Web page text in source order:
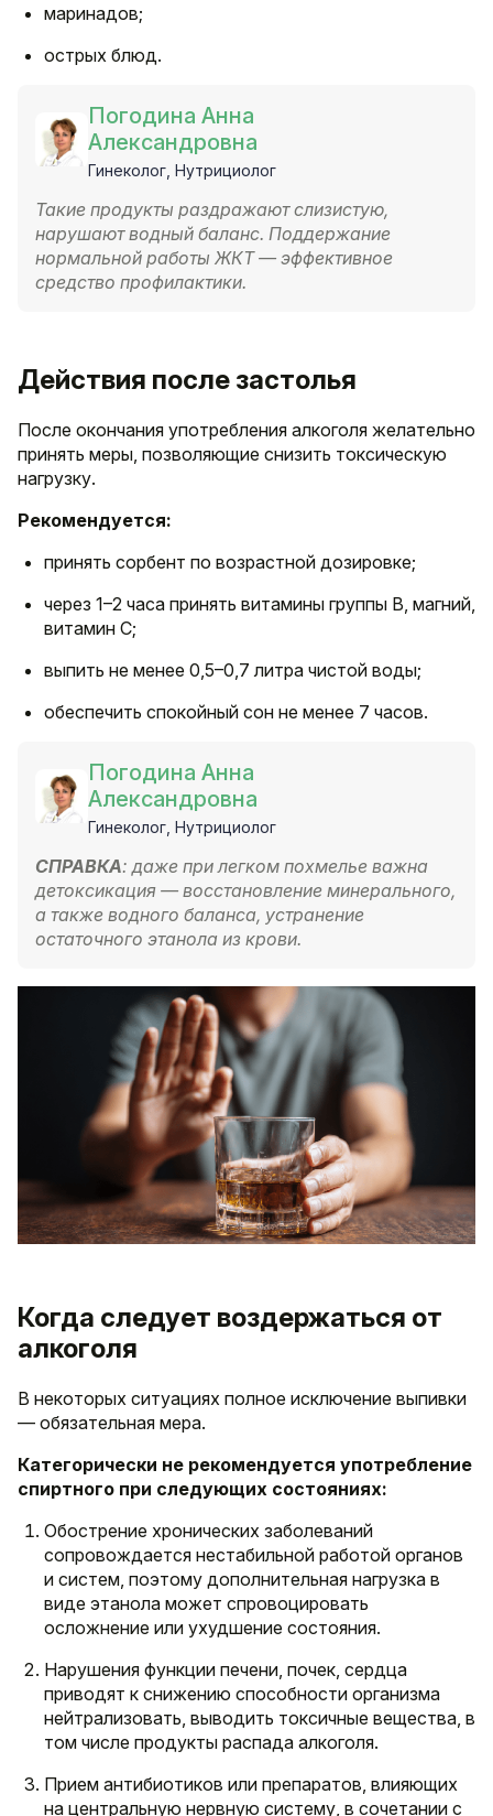
маринадов;
острых блюд.
Погодина Анна
Александровна
Гинеколог, Нутрициолог
Такие продукты раздражают слизистую,
нарушают водный баланс. Поддержание
нормальной работы ЖКТ — эффективное
средство профилактики.
Действия после застолья
После окончания употребления алкоголя желательно
принять меры, позволяющие снизить токсическую
нагрузку.
Рекомендуется:
принять сорбент по возрастной дозировке;
через 1–2 часа принять витамины группы B, магний,
витамин С;
выпить не менее 0,5–0,7 литра чистой воды;
обеспечить спокойный сон не менее 7 часов.
Погодина Анна
Александровна
Гинеколог, Нутрициолог
СПРАВКА: даже при легком похмелье важна
детоксикация — восстановление минерального,
а также водного баланса, устранение
остаточного этанола из крови.
Когда следует воздержаться от
алкоголя
В некоторых ситуациях полное исключение выпивки
— обязательная мера.
Категорически не рекомендуется употребление
спиртного при следующих состояниях:
Обострение хронических заболеваний
сопровождается нестабильной работой органов
и систем, поэтому дополнительная нагрузка в
виде этанола может спровоцировать
осложнение или ухудшение состояния.
Нарушения функции печени, почек, сердца
приводят к снижению способности организма
нейтрализовать, выводить токсичные вещества, в
том числе продукты распада алкоголя.
Прием антибиотиков или препаратов, влияющих
на центральную нервную систему, в сочетании с